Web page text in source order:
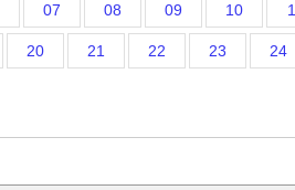
07 08 09 10
20 21 22 23 24